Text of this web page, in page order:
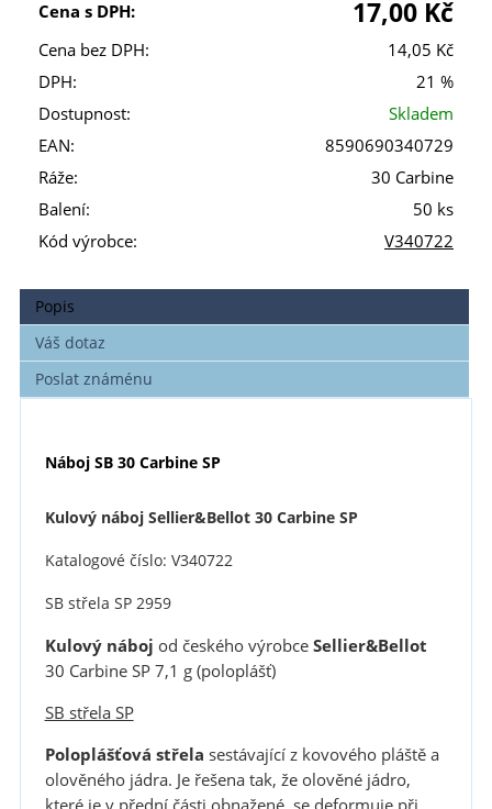
Cena s DPH: 17,00 Kč
Cena bez DPH:
14,05 Kč
DPH:
21 %
Dostupnost:
Skladem
EAN:
8590690340729
Ráže:
30 Carbine
Balení:
50 ks
Kód výrobce:
V340722
Popis
Váš dotaz
Poslat známénu
Náboj SB 30 Carbine SP
Kulový náboj Sellier&Bellot 30 Carbine SP
Katalogové číslo: V340722
SB střela SP 2959
Kulový náboj od českého výrobceSellier&Bellot
30 Carbine SP 7,1 g (poloplášť)
SB střela SP
Poloplášťová střela sestávající z kovového pláště a
olověného jádra. Je řešena tak, že olověné jádro,